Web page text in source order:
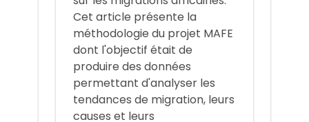
Cet article présente la
méthodologie du projet MAFE
dont l'objectif était de
produire des données
permettant d'analyser les
tendances de migration, leurs
causes et leurs